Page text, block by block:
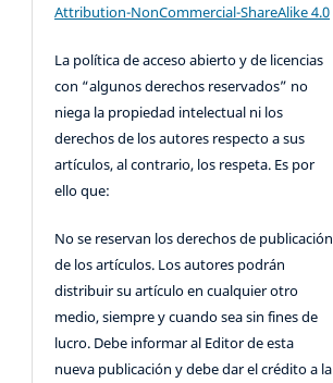
Attribution-NonCommercial-ShareAlike 4.0
La política de acceso abierto y de licencias
con “algunos derechos reservados” no
niega la propiedad intelectual ni los
derechos de los autores respecto a sus
artículos, al contrario, los respeta. Es por
ello que:
No se reservan los derechos de publicación
de los artículos. Los autores podrán
distribuir su artículo en cualquier otro
medio, siempre y cuando sea sin fines de
lucro. Debe informar al Editor de esta
nueva publicación y debe dar el crédito a la